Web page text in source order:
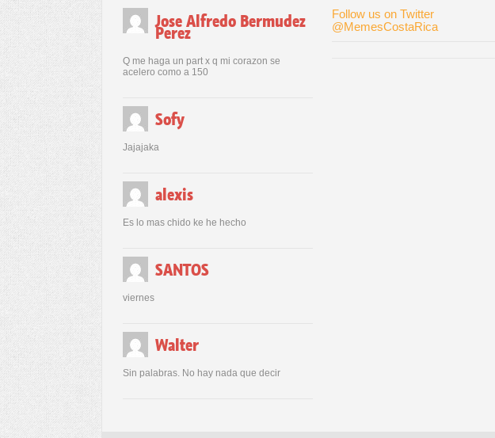
Jose Alfredo Bermudez
Perez
Q me haga un part x q mi corazon se
acelero como a 150
Sofy
Jajajaka
alexis
Es lo mas chido ke he hecho
SANTOS
viernes
Walter
Sin palabras. No hay nada que decir
Follow us on Twitter
@MemesCostaRica